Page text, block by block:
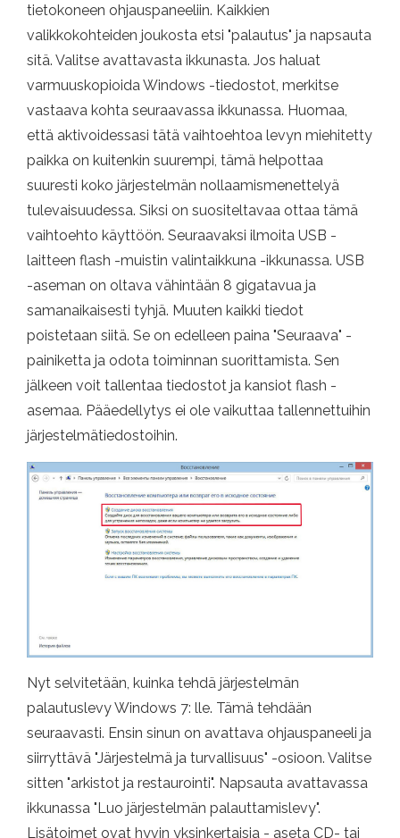
tietokoneen ohjauspaneeliin. Kaikkien
valikkokohteiden joukosta etsi "palautus" ja napsauta
sitä. Valitse avattavasta ikkunasta. Jos haluat
varmuuskopioida Windows -tiedostot, merkitse
vastaava kohta seuraavassa ikkunassa. Huomaa,
että aktivoidessasi tätä vaihtoehtoa levyn miehitetty
paikka on kuitenkin suurempi, tämä helpottaa
suuresti koko järjestelmän nollaamismenettelyä
tulevaisuudessa. Siksi on suositeltavaa ottaa tämä
vaihtoehto käyttöön. Seuraavaksi ilmoita USB -
laitteen flash -muistin valintaikkuna -ikkunassa. USB
-aseman on oltava vähintään 8 gigatavua ja
samanaikaisesti tyhjä. Muuten kaikki tiedot
poistetaan siitä. Se on edelleen paina "Seuraava" -
painiketta ja odota toiminnan suorittamista. Sen
jälkeen voit tallentaa tiedostot ja kansiot flash -
asemaa. Pääedellytys ei ole vaikuttaa tallennettuihin
järjestelmätiedostoihin.
Nyt selvitetään, kuinka tehdä järjestelmän
palautuslevy Windows 7: lle. Tämä tehdään
seuraavasti. Ensin sinun on avattava ohjauspaneeli ja
siirryttävä "Järjestelmä ja turvallisuus" -osioon. Valitse
sitten "arkistot ja restaurointi". Napsauta avattavassa
ikkunassa "Luo järjestelmän palauttamislevy".
Lisätoimet ovat hyvin yksinkertaisia ​​- aseta CD- tai